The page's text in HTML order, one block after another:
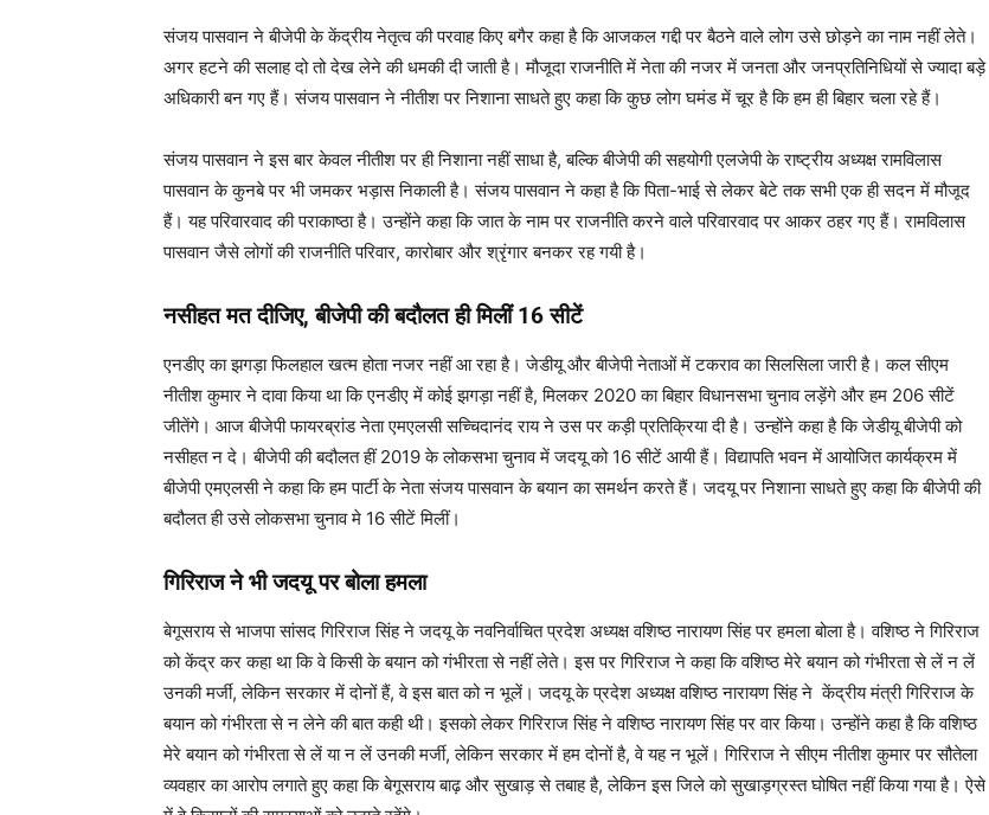
संजय पासवान ने बीजेपी के केंद्रीय नेतृत्व की परवाह किए बगैर कहा है कि आजकल गद्दी पर बैठने वाले लोग उसे छोड़ने का नाम नहीं लेते।
अगर हटने की सलाह दो तो देख लेने की धमकी दी जाती है। मौजूदा राजनीति में नेता की नजर में जनता और जनप्रतिनिधियों से ज्यादा बड़े
अधिकारी बन गए हैं। संजय पासवान ने नीतीश पर निशाना साधते हुए कहा कि कुछ लोग घमंड में चूर है कि हम ही बिहार चला रहे हैं।
संजय पासवान ने इस बार केवल नीतीश पर ही निशाना नहीं साधा है, बल्कि बीजेपी की सहयोगी एलजेपी के राष्ट्रीय अध्यक्ष रामविलास
पासवान के कुनबे पर भी जमकर भड़ास निकाली है। संजय पासवान ने कहा है कि पिता-भाई से लेकर बेटे तक सभी एक ही सदन में मौजूद
हैं। यह परिवारवाद की पराकाष्ठा है। उन्होंने कहा कि जात के नाम पर राजनीति करने वाले परिवारवाद पर आकर ठहर गए हैं। रामविलास
पासवान जैसे लोगों की राजनीति परिवार, कारोबार और श्रृंगार बनकर रह गयी है।
नसीहत मत दीजिए, बीजेपी की बदौलत ही मिलीं 16 सीटें
एनडीए का झगड़ा फिलहाल खत्म होता नजर नहीं आ रहा है। जेडीयू और बीजेपी नेताओं में टकराव का सिलसिला जारी है। कल सीएम
नीतीश कुमार ने दावा किया था कि एनडीए में कोई झगड़ा नहीं है, मिलकर 2020 का बिहार विधानसभा चुनाव लड़ेंगे और हम 206 सीटें
जीतेंगे। आज बीजेपी फायरब्रांड नेता एमएलसी सच्चिदानंद राय ने उस पर कड़ी प्रतिक्रिया दी है। उन्होंने कहा है कि जेडीयू बीजेपी को
नसीहत न दे। बीजेपी की बदौलत हीं 2019 के लोकसभा चुनाव में जदयू को 16 सीटें आयी हैं। विद्यापति भवन में आयोजित कार्यक्रम में
बीजेपी एमएलसी ने कहा कि हम पार्टी के नेता संजय पासवान के बयान का समर्थन करते हैं। जदयू पर निशाना साधते हुए कहा कि बीजेपी की
बदौलत ही उसे लोकसभा चुनाव मे 16 सीटें मिलीं।
गिरिराज ने भी जदयू पर बोला हमला
बेगूसराय से भाजपा सांसद गिरिराज सिंह ने जदयू के नवनिर्वाचित प्रदेश अध्यक्ष वशिष्ठ नारायण सिंह पर हमला बोला है। वशिष्ठ ने गिरिराज
को केंद्र कर कहा था कि वे किसी के बयान को गंभीरता से नहीं लेते। इस पर गिरिराज ने कहा कि वशिष्ठ मेरे बयान को गंभीरता से लें न लें
उनकी मर्जी, लेकिन सरकार में दोनों हैं, वे इस बात को न भूलें। जदयू के प्रदेश अध्यक्ष वशिष्ठ नारायण सिंह ने केंद्रीय मंत्री गिरिराज के
बयान को गंभीरता से न लेने की बात कही थी। इसको लेकर गिरिराज सिंह ने वशिष्ठ नारायण सिंह पर वार किया। उन्होंने कहा है कि वशिष्ठ
मेरे बयान को गंभीरता से लें या न लें उनकी मर्जी, लेकिन सरकार में हम दोनों है, वे यह न भूलें। गिरिराज ने सीएम नीतीश कुमार पर सौतेला
व्यवहार का आरोप लगाते हुए कहा कि बेगूसराय बाढ़ और सुखाड़ से तबाह है, लेकिन इस जिले को सुखाड़ग्रस्त घोषित नहीं किया गया है। ऐसे